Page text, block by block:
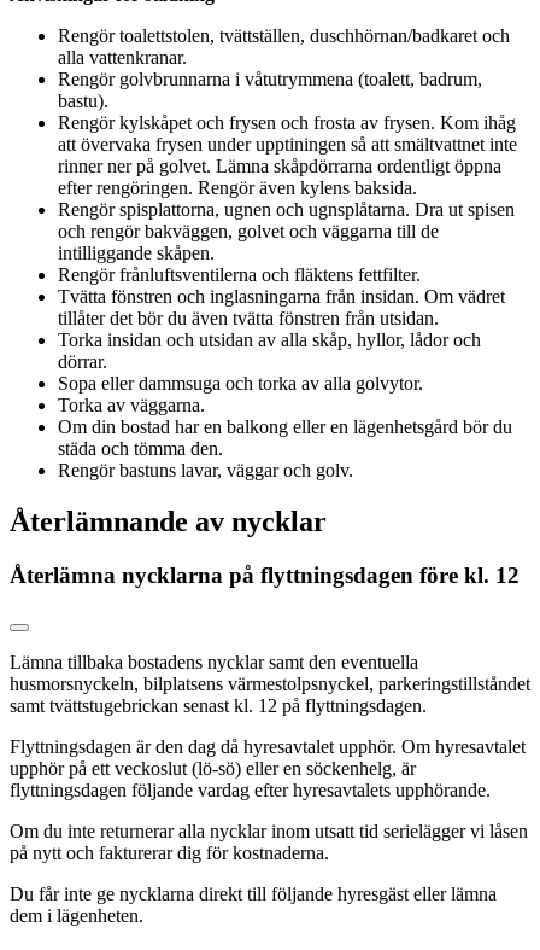
Rengör toalettstolen, tvättställen, duschhörnan/badkaret och
alla vattenkranar.
Rengör golvbrunnarna i våtutrymmena (toalett, badrum,
bastu).
Rengör kylskåpet och frysen och frosta av frysen. Kom ihåg
att övervaka frysen under upptiningen så att smältvattnet inte
rinner ner på golvet. Lämna skåpdörrarna ordentligt öppna
efter rengöringen. Rengör även kylens baksida.
Rengör spisplattorna, ugnen och ugnsplåtarna. Dra ut spisen
och rengör bakväggen, golvet och väggarna till de
intilliggande skåpen.
Rengör frånluftsventilerna och fläktens fettfilter.
Tvätta fönstren och inglasningarna från insidan. Om vädret
tillåter det bör du även tvätta fönstren från utsidan.
Torka insidan och utsidan av alla skåp, hyllor, lådor och
dörrar.
Sopa eller dammsuga och torka av alla golvytor.
Torka av väggarna.
Om din bostad har en balkong eller en lägenhetsgård bör du
städa och tömma den.
Rengör bastuns lavar, väggar och golv.
Återlämnande av nycklar
Återlämna nycklarna på flyttningsdagen före kl. 12
Lämna tillbaka bostadens nycklar samt den eventuella
husmorsnyckeln, bilplatsens värmestolpsnyckel, parkeringstillståndet
samt tvättstugebrickan senast kl. 12 på flyttningsdagen.
Flyttningsdagen är den dag då hyresavtalet upphör. Om hyresavtalet
upphör på ett veckoslut (lö-sö) eller en söckenhelg, är
flyttningsdagen följande vardag efter hyresavtalets upphörande.
Om du inte returnerar alla nycklar inom utsatt tid serielägger vi låsen
på nytt och fakturerar dig för kostnaderna.
Du får inte ge nycklarna direkt till följande hyresgäst eller lämna
dem i lägenheten.